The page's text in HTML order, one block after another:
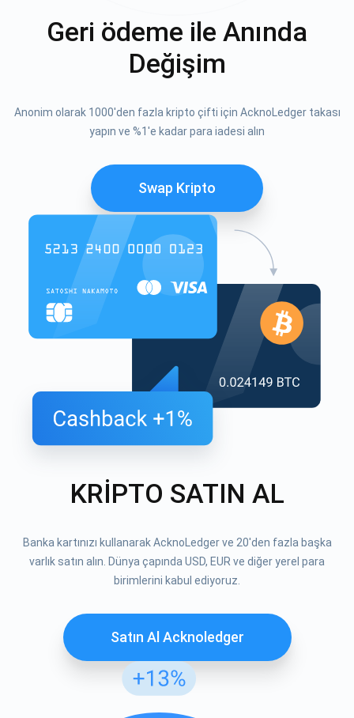
Geri ödeme ile Anında
Değişim
Anonim olarak 1000'den fazla kripto çifti için AcknoLedger takası
yapın ve %1'e kadar para iadesi alın
Swap Kripto
KRİPTO SATIN AL
Banka kartınızı kullanarak AcknoLedger ve 20'den fazla başka
varlık satın alın. Dünya çapında USD, EUR ve diğer yerel para
birimlerini kabul ediyoruz.
Satın Al Acknoledger